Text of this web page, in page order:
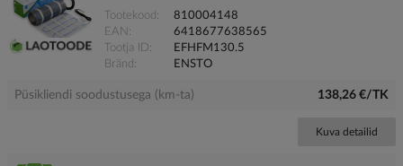
Tootekood
810004148
EAN
6418677638565
Tootja ID
EFHFM130.5
Bränd
ENSTO
Püsikliendi soodustusega (km-ta) 138,26 €/TK
Kuva detailid